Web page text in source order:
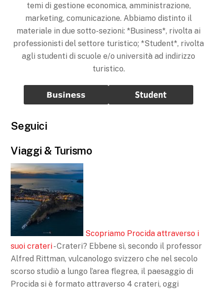
temi di gestione economica, amministrazione,
marketing, comunicazione. Abbiamo distinto il
materiale in due sotto-sezioni: *Business*, rivolta ai
professionisti del settore turistico; *Student*, rivolta
agli studenti di scuole e/o università ad indirizzo
turistico.
Seguici
Viaggi & Turismo
Scopriamo Procida attraverso i
suoi crateri- Crateri? Ebbene sì, secondo il professor
Alfred Rittman, vulcanologo svizzero che nel secolo
scorso studiò a lungo l’area flegrea, il paesaggio di
Procida si è formato attraverso 4 crateri, oggi